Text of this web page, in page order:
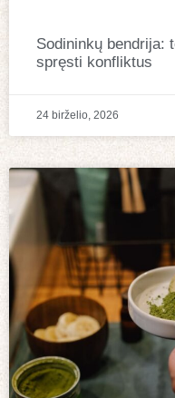
Sodininkų bendrija:
spręsti konfliktus
24 birželio, 2026